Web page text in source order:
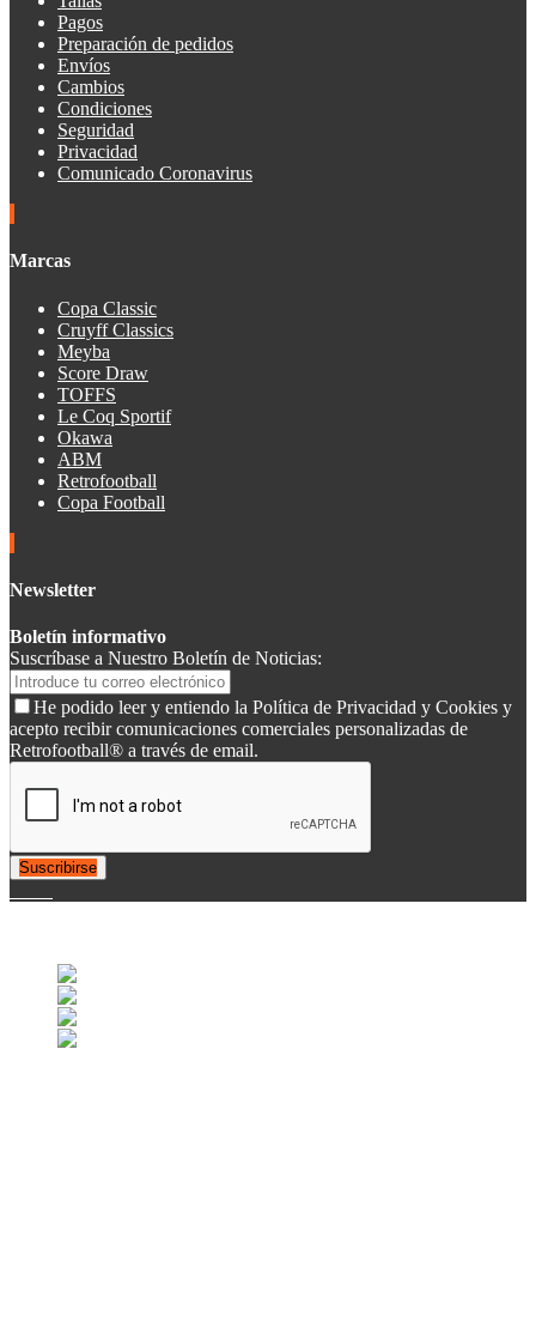
Pagos
Preparación de pedidos
Envíos
Cambios
Condiciones
Seguridad
Privacidad
Comunicado Coronavirus
Marcas
Copa Classic
Cruyff Classics
Meyba
Score Draw
TOFFS
Le Coq Sportif
Okawa
ABM
Retrofootball
Copa Football
Newsletter
Boletín informativo
Suscríbase a Nuestro Boletín de Noticias:
He podido leer y entiendo la Política de Privacidad y Cookies y
acepto recibir comunicaciones comerciales personalizadas de
Retrofootball® a través de email.
Suscribirse